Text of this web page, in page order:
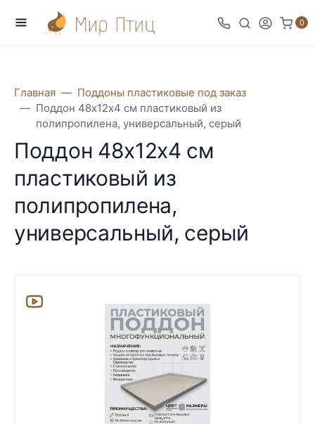
0
Главная
Поддоны пластиковые под заказ
Поддон 48х12х4 см пластиковый из
полипропилена, универсальный, серый
Поддон 48х12х4 см
пластиковый из
полипропилена,
универсальный, серый